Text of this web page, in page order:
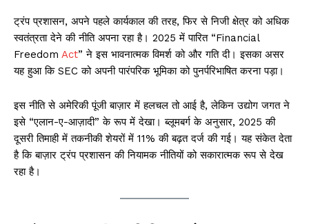
ट्रंप प्रशासन, अपने पहले कार्यकाल की तरह, फिर से निजी क्षेत्र को अधिक
स्वतंत्रता देने की नीति अपना रहा है। 2025 में पारित “Financial
Freedom Act” ने इस भावनात्मक विमर्श को और गति दी। इसका असर
यह हुआ कि SEC को अपनी पारंपरिक भूमिका को पुनर्परिभाषित करना पड़ा।
इस नीति से अमेरिकी पूंजी बाज़ार में हलचल तो आई है, लेकिन उद्योग जगत ने
इसे “एलान-ए-आज़ादी” के रूप में देखा। ब्लूमबर्ग के अनुसार, 2025 की
दूसरी तिमाही में तकनीकी शेयरों में 11% की बढ़त दर्ज की गई। यह संकेत देता
है कि बाज़ार ट्रंप प्रशासन की नियामक नीतियों को सकारात्मक रूप से देख
रहा है।